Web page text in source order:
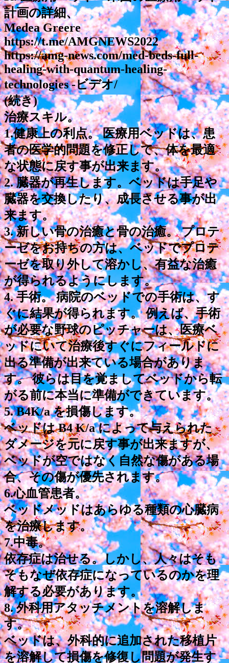
計画の詳細、
Medea Greere
https://t.me/AMGNEWS2022
https://amg-news.com/med-beds-full-
healing-with-quantum-healing-
technologies -ビデオ/
(続き)
治療スキル。
1.健康上の利点。 医療用ベッドは、患
者の医学的問題を修正して、体を最適
な状態に戻す事が出来ます。
2. 臓器が再生します。ベッドは手足や
臓器を交換したり、成長させる事が出
来ます。
3. 新しい骨の治癒と骨の治癒。 プロテ
ーゼをお持ちの方は、ベッドでプロテ
ーゼを取り外して溶かし、有益な治癒
が得られるようにします。
4. 手術。 病院のベッドでの手術は、す
ぐに結果が得られます。 例えば、手術
が必要な野球のピッチャーは、医療ベ
ッドにいて治療後すぐにフィールドに
出る準備が出来ている場合がありま
す。 彼らは目を覚ましてベッドから転
がる前に本当に準備ができています。
5. B4K/a を損傷します。
ベッドは B4 K/a によって与えられた
ダメージを元に戻す事が出来ますが、
ベッドが空ではなく自然な傷がある場
合、その傷が優先されます。
6.心血管患者。
ベッドメッドはあらゆる種類の心臓病
を治療します。
7.中毒。
依存症は治せる。しかし、人々はそも
そもなぜ依存症になっているのかを理
解する必要があります。
8. 外科用アタッチメントを溶解しま
す。
ベッドは、外科的に追加された移植片
を溶解して損傷を修復し問題が発生す